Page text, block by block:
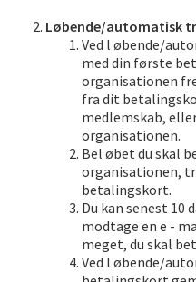
Løbende/automatisk
Ved l øbende/
med din første
organisationen
fra dit
medlemskab,
organisationen.
Bel øbet du skal
organisationen,
betalingskort.
Du kan senest 10
modtage en e -
meget, du skal
Ved l øbende/